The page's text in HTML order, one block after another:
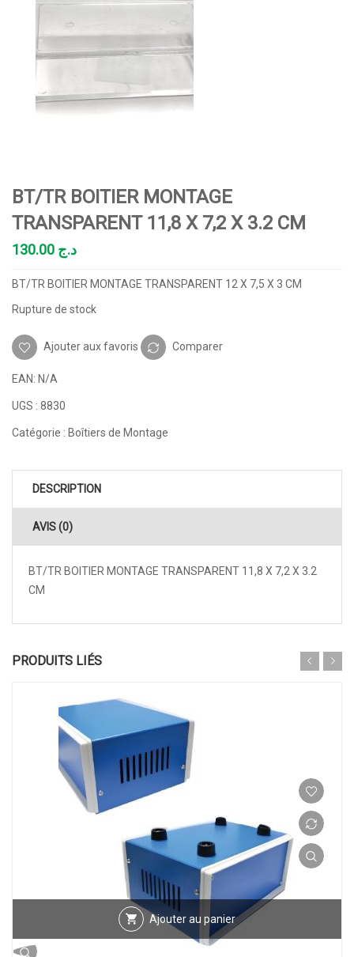
BT/TR BOITIER MONTAGE
TRANSPARENT 11,8 X 7,2 X 3.2 CM
د.ج
BT/TR BOITIER MONTAGE TRANSPARENT 12 X 7,5 X 3 CM
Rupture de stock
Ajouter aux favoris Comparer
EAN: N/A
UGS : 8830
Catégorie : Boîtiers de Montage
DESCRIPTION
AVIS (0)
BT/TR BOITIER MONTAGE TRANSPARENT 11,8 X 7,2 X 3.2
CM
PRODUITS LIÉS
Ajouter au panier